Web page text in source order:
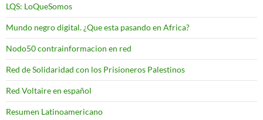
LQS: LoQueSomos
Mundo negro digital. ¿Que esta pasando en Africa?
Nodo50 contrainformacion en red
Red de Solidaridad con los Prisioneros Palestinos
Red Voltaire en español
Resumen Latinoamericano